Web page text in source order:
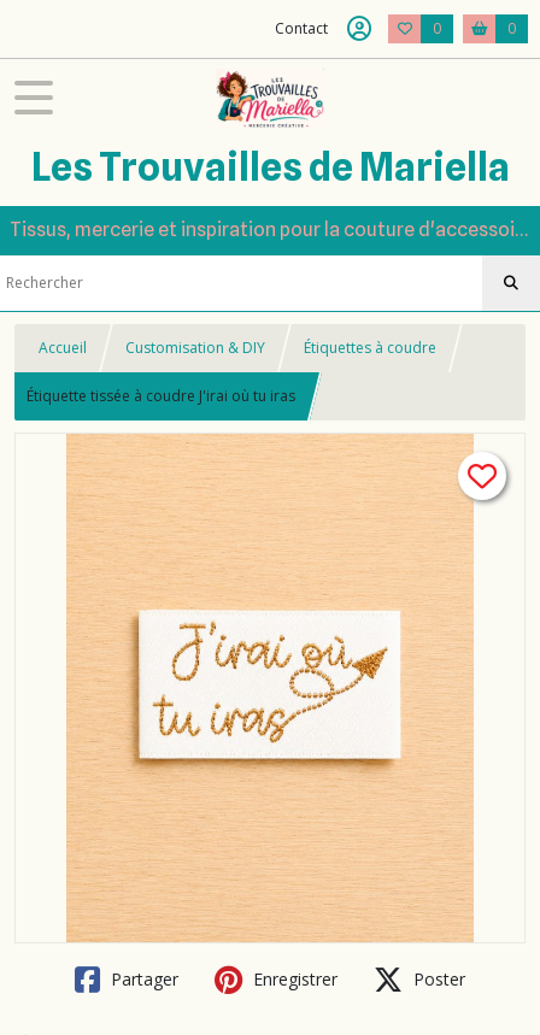
Contact 0 0
Les Trouvailles de Mariella
Tissus, mercerie et inspiration pour la couture d'accessoires
Accueil Customisation & DIY Étiquettes à coudre
Étiquette tissée à coudre J'irai où tu iras
Partager Enregistrer Poster